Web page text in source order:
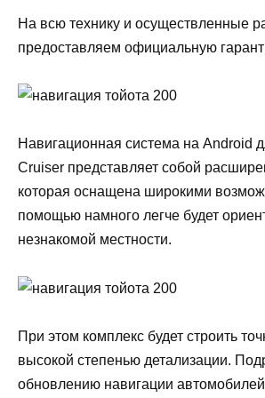
На всю технику и осуществленные
предоставляем официальную
Навигационная система на Android
Cruiser представляет собой
которая оснащена широкими
помощью намного легче будет
незнакомой местности.
При этом комплекс будет строить
высокой степенью детализации.
обновлению навигации